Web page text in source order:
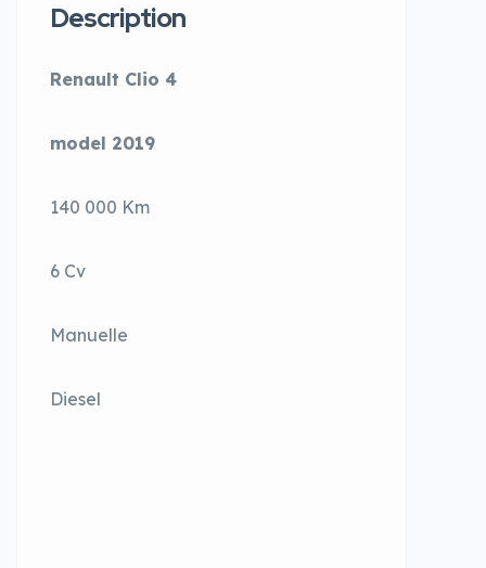
Description
Renault Clio 4
model 2019
140 000 Km
6 Cv
Manuelle
Diesel